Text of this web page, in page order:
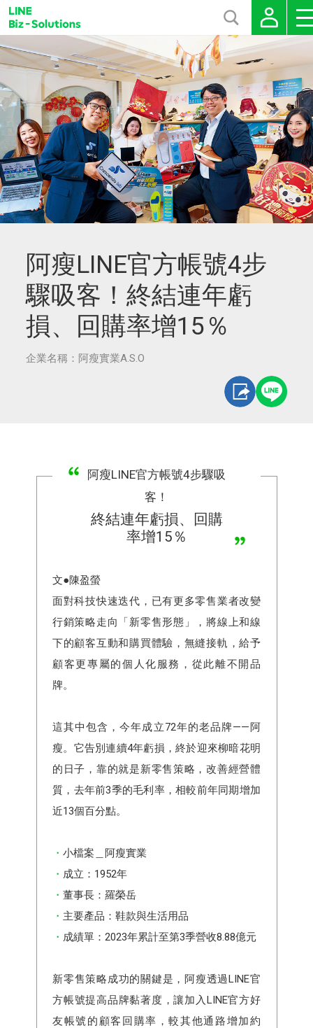
阿瘦LINE官方帳號4步
驟吸客！終結連年虧
損、回購率增15％
企業名稱：阿瘦實業A.S.O
阿瘦LINE官方帳號4步驟吸
客！
終結連年虧損、回購
率增15％
文●陳盈螢
面對科技快速迭代，已有更多零售業者改變
行銷策略走向「新零售形態」，將線上和線
下的顧客互動和購買體驗，無縫接軌，給予
顧客更專屬的個人化服務，從此離不開品
牌。
這其中包含，今年成立72年的老品牌——阿
瘦。它告別連續4年虧損，終於迎來柳暗花明
的日子，靠的就是新零售策略，改善經營體
質，去年前3季的毛利率，相較前年同期增加
近13個百分點。
小檔案＿阿瘦實業
成立：1952年
董事長：羅榮岳
主要產品：鞋款與生活用品
成績單：2023年累計至第3季營收8.88億元
新零售策略成功的關鍵是，阿瘦透過LINE官
方帳號提高品牌黏著度，讓加入LINE官方好
友帳號的顧客回購率，較其他通路增加約